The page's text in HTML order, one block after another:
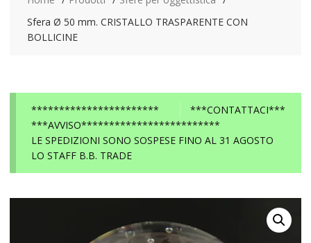
Sfera Ø 50 mm. CRISTALLO TRASPARENTE CON
BOLLICINE
***CONTATTACI***
***********************
***AVVISO*************************
LE SPEDIZIONI SONO SOSPESE FINO AL 31 AGOSTO
LO STAFF B.B. TRADE